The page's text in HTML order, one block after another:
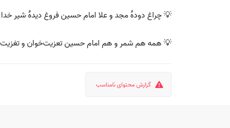
💡 چراغ دودهٔ مجد و علا امام حسین فروغ دیدهٔ شیر
💡 همه هم شمر و هم امام حسین تعزیت‌خوان و تغزیت
گزارش محتوای نامناسب